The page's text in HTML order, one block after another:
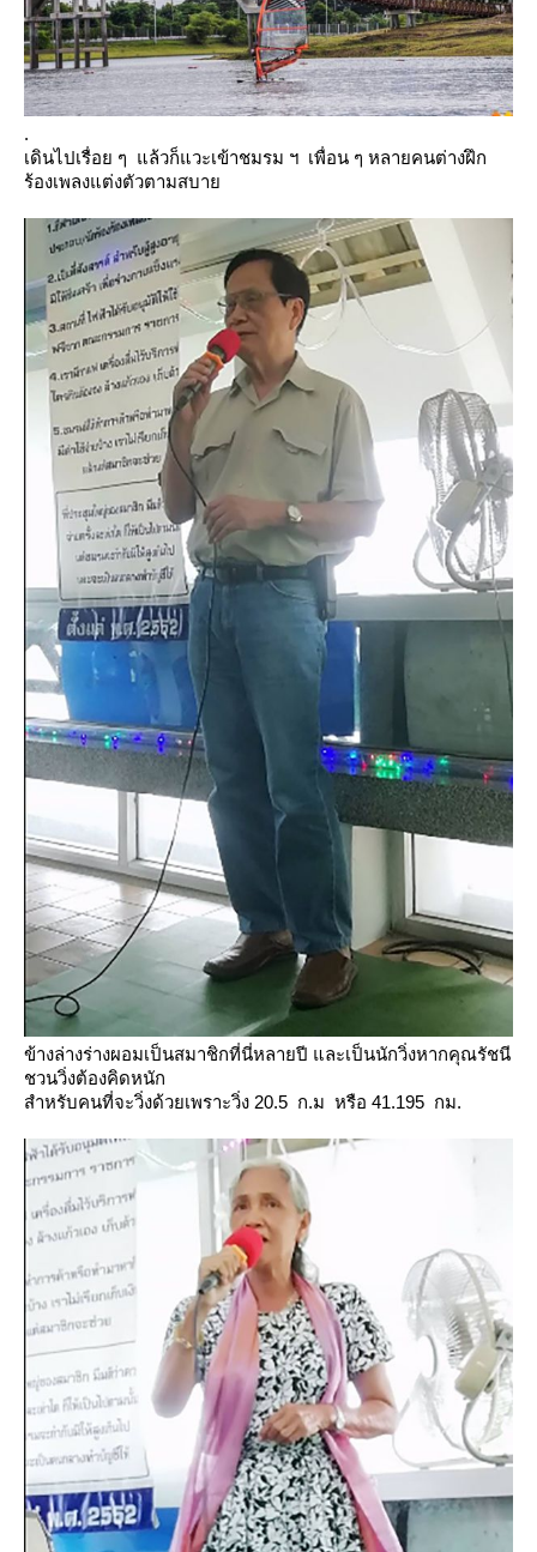
.
เดินไปเรื่อย ๆ แล้วก็แวะเข้าชมรม ฯ เพื่อน ๆ หลายคนต่างฝึก
ร้องเพลงแต่งตัวตามสบา
ข้างล่างร่างผอมเป็นสมาชิกที่นี่หลายปี และเป็นนักวิ่งหากคุณรัชนี
ชวนวิ่งต้องคิดหนัก
สำหรับคนที่จะวิ่งด้วยเพราะวิ่ง 20.5 ก.ม หรือ 41.195 กม.